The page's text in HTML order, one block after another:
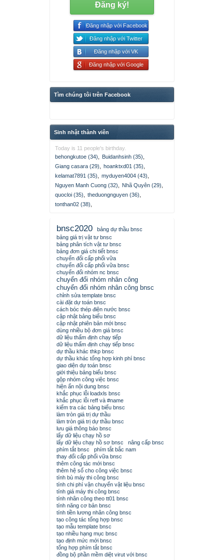
Đăng ký!
Đăng nhập với Facebook
Đăng nhập với Twitter
Đăng nhập với VK
Đăng nhập với Google
Tìm chúng tôi trên Facebook
Sinh nhật thành viên
Today is 11 people's birthday.
behongkutoe (34)
Buidanhsinh (35)
Giang casara (29)
hoanktxd01 (35)
kelamat7891 (35)
myduyen4004 (43)
Nguyen Manh Cuong (32)
Nhã Quyên (29)
quocloi (35)
theduongnguyen (36)
tonthan02 (38)
bnsc2020
bảng dự thầu bnsc
bảng giá trị vật tư bnsc
bảng phân tích vật tư bnsc
bảng đơn giá chi tiết bnsc
chuyển đổi cấp phối vữa
chuyển đổi cấp phối vữa bnsc
chuyển đổi nhóm nc bnsc
chuyển đổi nhóm nhân công
chuyển đổi nhóm nhân công bnsc
chỉnh sửa template bnsc
cài đặt dự toán bnsc
cách bóc thép điện nước bnsc
cập nhật bảng biểu bnsc
cập nhật phiên bản mới bnsc
dùng nhiều bộ đơn giá bnsc
dữ liệu thẩm định chạy tiếp
dữ liệu thẩm định chạy tiếp bnsc
dự thầu khác thkp bnsc
dự thầu khác tổng hợp kinh phí bnsc
giao diện dự toán bnsc
giới thiệu bảng biểu bnsc
gộp nhóm công việc bnsc
hiện ẩn nội dung bnsc
khắc phục lỗi loadxls bnsc
khắc phục lỗi reff và #name
kiểm tra các bảng biểu bnsc
làm tròn giá trị dự thầu
làm tròn giá trị dự thầu bnsc
lưu giá thông báo bnsc
lấy dữ liệu chạy hồ sơ
lấy dữ liệu chạy hồ sơ bnsc
nâng cấp bnsc
phím tắt bnsc
phím tắt bắc nam
thay đổi cấp phối vữa bnsc
thêm công tác mới bnsc
thêm hệ số cho công việc bnsc
tính bù máy thi công bnsc
tính chi phí vận chuyển vật liệu bnsc
tính giá máy thi công bnsc
tính nhân công theo tt01 bnsc
tính năng cơ bản bnsc
tính tiền lương nhân công bnsc
tạo công tác tổng hợp bnsc
tạo mẫu template bnsc
tạo nhiều hạng mục bnsc
tạo định mức mới bnsc
tổng hợp phím tắt bnsc
đồng bộ phần mềm diệt virut với bnsc